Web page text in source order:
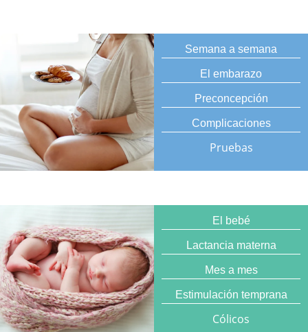
Semana a semana
El embarazo
Preconcepción
Complicaciones
Pruebas
El bebé
Lactancia materna
Mes a mes
Estimulación temprana
Cólicos